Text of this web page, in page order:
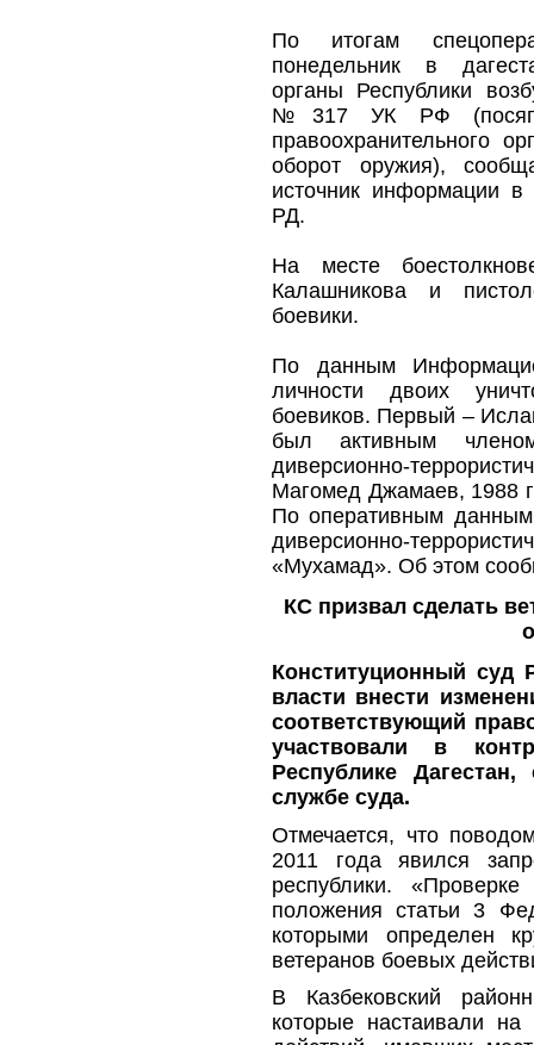
По итогам
понедельник в
органы Республики
№317 УК РФ
правоохранительного
оборот оружия),
источник информации
РД.
На месте
Калашникова и
боевики.
По данным
личности двоих
боевиков. Первый –
был активным
диверсионно-
Магомед Джамаев, 1988
По оперативным данным
диверсионно-
«Мухамад». Об этом
КС призвал сделать
Конституционный суд
власти внести
соответствующий
участвовали в
Республике
службе суда.
Отмечается, что
2011 года явился
республики.
положения статьи 3
которыми определен
ветеранов боевых
В Казбековский
которые настаивали на